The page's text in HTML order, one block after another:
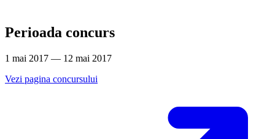
Perioada concurs
1 mai 2017 — 12 mai 2017
Vezi pagina concursului